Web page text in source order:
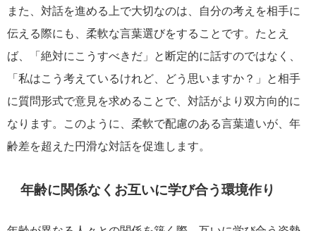
また、対話を進める上で大切なのは、自分の考えを相手に
伝える際にも、柔軟な言葉選びをすることです。たとえ
ば、「絶対にこうすべきだ」と断定的に話すのではなく、
「私はこう考えているけれど、どう思いますか？」と相手
に質問形式で意見を求めることで、対話がより双方向的に
なります。このように、柔軟で配慮のある言葉遣いが、年
齢差を超えた円滑な対話を促進します。
年齢に関係なくお互いに学び合う環境作り